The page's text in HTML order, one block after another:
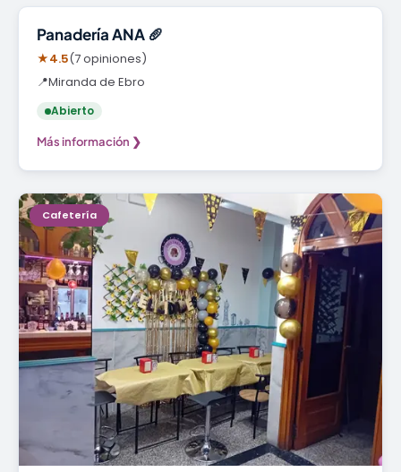
Panadería
Panadería ANA 🥖
★4.5(7 opiniones)
📍Miranda de Ebro
Abierto
Más información ❯
Cafetería